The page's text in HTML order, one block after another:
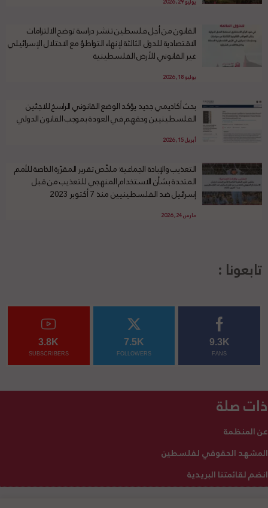
القانون من أجل فلسطين تنشر دراسة توضح الالتزامات
الاقتصادية للدول الثالثة لإنهاء التواطؤ مع الاحتلال الإسرائيلي
غير القانوني للأرض الفلسطينية
يوليو 18, 2026
بحث أكاديمي جديد يؤكد الوضع القانوني الراسخ للاجئين
الفلسطينيين وحقهم في العودة بموجب القانون الدولي
أبريل 15, 2026
التعذيب والإبادة الجماعية: ملخّص تقرير المقرّرة الخاصة للأمم
المتحدة بشأن الاستخدام المنهجي للتعذيب من قبل
إسرائيل ضد الفلسطينيين منذ 7 أكتوبر 2023
مارس 24, 2026
تابعونا :
9.3K
FANS
7.5K
FOLLOWERS
3.8K
SUBSCRIBERS
ذات صلة
عن المنظمة
المشهد الحقوقي لفلسطين
انضم لقائمتنا البريدية